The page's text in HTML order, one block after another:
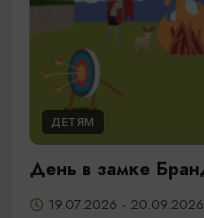
ДЕТЯМ
День в замке
19.07.2026 -